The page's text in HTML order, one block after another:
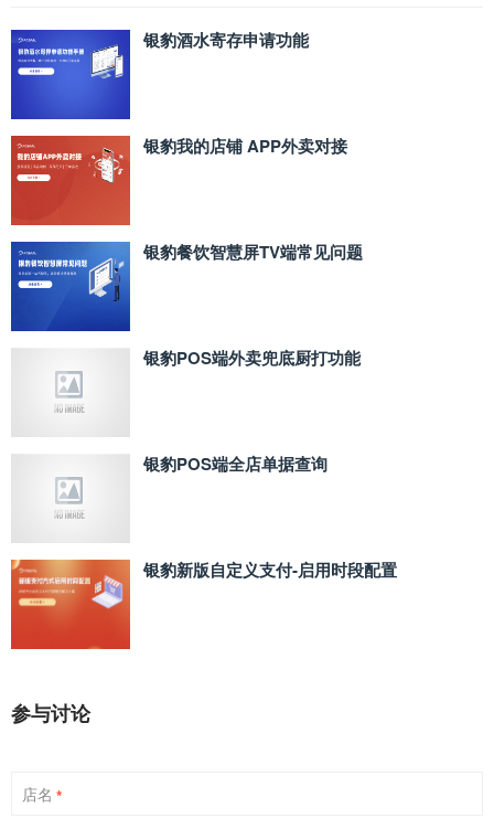
银豹酒水寄存申请功能
银豹我的店铺 APP外卖对接
银豹餐饮智慧屏TV端常见问题
银豹POS端外卖兜底厨打功能
银豹POS端全店单据查询
银豹新版自定义支付‑启用时段配置
参与讨论
店名 *